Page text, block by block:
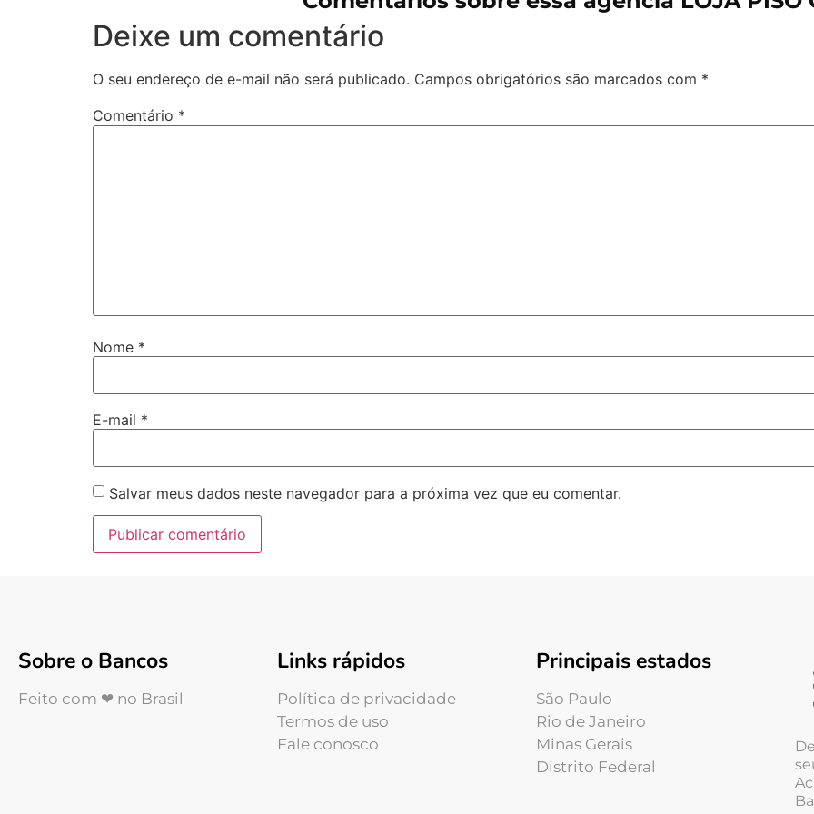
Deixe um comentário
O seu endereço de e-mail não será publicado. Campos obrigatórios são marcados com *
Comentário *
Nome *
E-mail *
Salvar meus dados neste navegador para a próxima vez que eu comentar.
Sobre o Bancos
Feito com ❤ no Brasil
Links rápidos
Política de privacidade
Termos de uso
Fale conosco
Principais estados
São Paulo
Rio de Janeiro
Minas Gerais
Distrito Federal